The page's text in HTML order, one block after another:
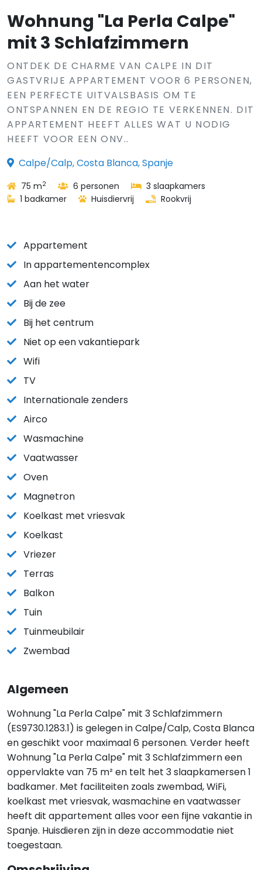
Wohnung "La Perla Calpe"
mit 3 Schlafzimmern
ONTDEK DE CHARME VAN CALPE IN DIT
GASTVRIJE APPARTEMENT VOOR 6 PERSONEN,
EEN PERFECTE UITVALSBASIS OM TE
ONTSPANNEN EN DE REGIO TE VERKENNEN. DIT
APPARTEMENT HEEFT ALLES WAT U NODIG
HEEFT VOOR EEN ONV..
Calpe/Calp, Costa Blanca, Spanje
75 m2 6 personen
3 slaapkamers
1 badkamer
Huisdiervrij Rookvrij
Appartement
In appartementencomplex
Aan het water
Bij de zee
Bij het centrum
Niet op een vakantiepark
Wifi
TV
Internationale zenders
Airco
Wasmachine
Vaatwasser
Oven
Magnetron
Koelkast met vriesvak
Koelkast
Vriezer
Terras
Balkon
Tuin
Tuinmeubilair
Zwembad
Algemeen
Wohnung "La Perla Calpe" mit 3 Schlafzimmern
(ES9730.1283.1) is gelegen in Calpe/Calp, Costa Blanca
en geschikt voor maximaal 6 personen. Verder heeft
Wohnung "La Perla Calpe" mit 3 Schlafzimmern een
oppervlakte van 75 m² en telt het 3 slaapkamersen 1
badkamer. Met faciliteiten zoals zwembad, WiFi,
koelkast met vriesvak, wasmachine en vaatwasser
heeft dit appartement alles voor een fijne vakantie in
Spanje. Huisdieren zijn in deze accommodatie niet
toegestaan.